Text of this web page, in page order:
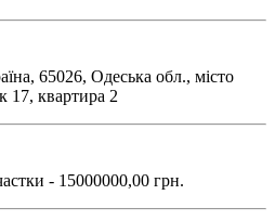
65026, Одеська обл., місто
17, квартира 2
- 15000000,00 грн.